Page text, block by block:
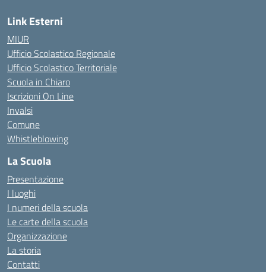
Link Esterni
MIUR
Ufficio Scolastico Regionale
Ufficio Scolastico Territoriale
Scuola in Chiaro
Iscrizioni On Line
Invalsi
Comune
Whistleblowing
La Scuola
Presentazione
I luoghi
I numeri della scuola
Le carte della scuola
Organizzazione
La storia
Contatti